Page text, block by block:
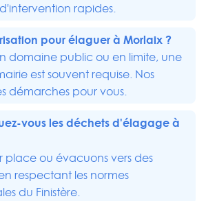
rapides.
pour élaguer à Morlaix ?
domaine public ou en limite, une
est souvent requise. Nos
démarches pour vous.
vous les déchets d'élagage à
place ou évacuons vers des
respectant les normes
du Finistère.